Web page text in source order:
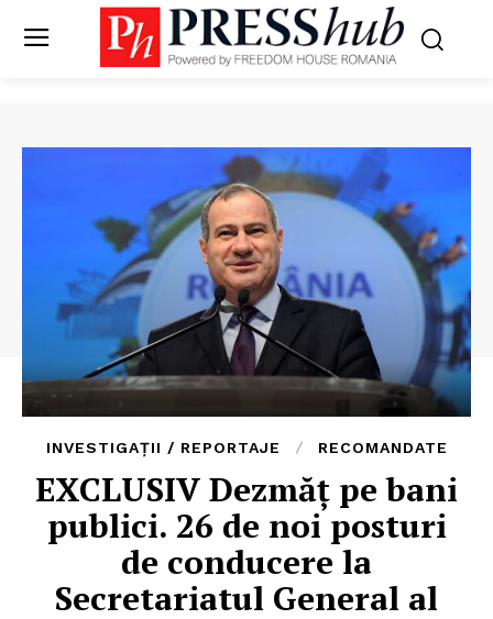
INVESTIGAȚII / REPORTAJE RECOMANDATE
EXCLUSIV Dezmăț pe bani
publici. 26 de noi posturi
de conducere la
Secretariatul General al